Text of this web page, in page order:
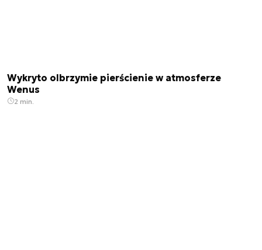
Wykryto olbrzymie pierścienie w atmosferze
Wenus
2 min.